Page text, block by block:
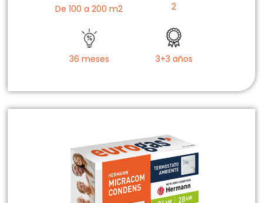
De 100 a 200 m2 2
36 meses 3+3 años